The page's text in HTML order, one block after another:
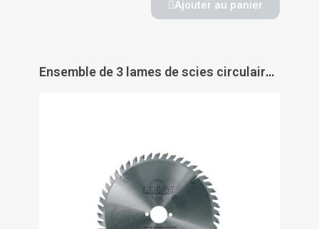
Ajouter au panier
Ensemble de 3 lames de scies circulaires carbure HM Ø 160 mm - LEMAN